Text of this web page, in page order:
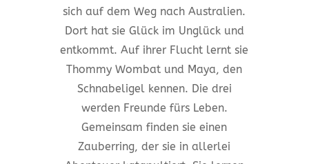
sich auf dem Weg nach Australien.
Dort hat sie Glück im Unglück und
entkommt. Auf ihrer Flucht lernt sie
Thommy Wombat und Maya, den
Schnabeligel kennen. Die drei
werden Freunde fürs Leben.
Gemeinsam finden sie einen
Zauberring, der sie in allerlei